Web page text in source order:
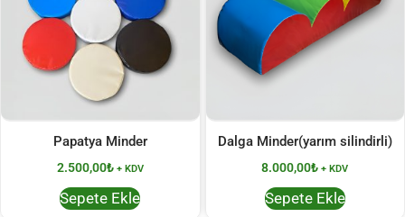
Papatya Minder
2.500,00₺ + KDV
Sepete Ekle
Dalga Minder(yarım silindirli)
8.000,00₺ + KDV
Sepete Ekle